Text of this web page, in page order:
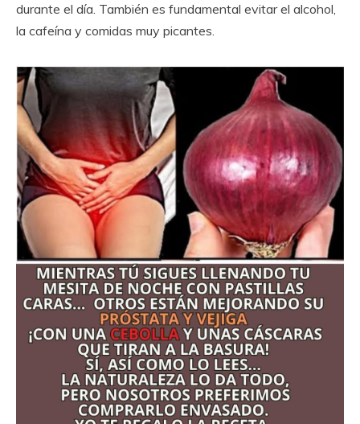
durante el día. También es fundamental evitar el alcohol,
la cafeína y comidas muy picantes.